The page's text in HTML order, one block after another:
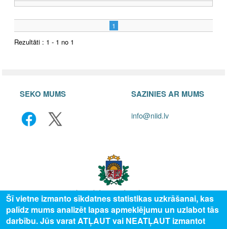
1
Rezultāti : 1 - 1 no 1
SEKO MUMS SAZINIES AR MUMS
info@niid.lv
© 2025 Valsts izglītības attīstības aģentūra, publicētā satura visas tiesības
Šī vietne izmanto sīkdatnes statistikas uzkrāšanai, kas
palīdz mums analizēt lapas apmeklējumu un uzlabot tās
darbību. Jūs varat ATĻAUT vai NEATĻAUT izmantot